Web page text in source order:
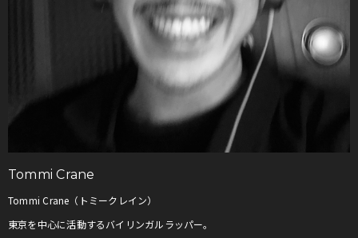
Tommi Crane
Tommi Crane（トミークレイン）
東京を中心に活動するバイリンガルラッパー。